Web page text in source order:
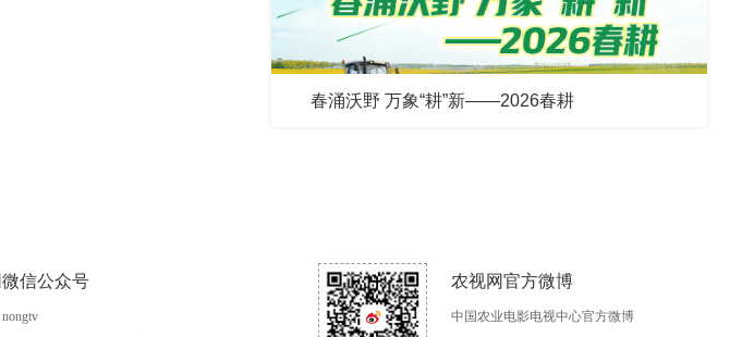
春涌沃野 万象“耕”新——2026春耕
信公众号 农视网官方微博
中国农业电影电视中心官方微博